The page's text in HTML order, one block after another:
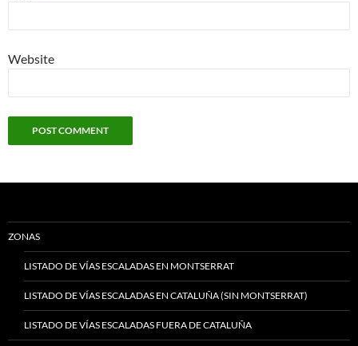
Website
ZONAS
LISTADO DE VÍAS ESCALADAS EN MONTSERRAT
LISTADO DE VÍAS ESCALADAS EN CATALUÑA (SIN MONTSERRAT)
LISTADO DE VÍAS ESCALADAS FUERA DE CATALUÑA